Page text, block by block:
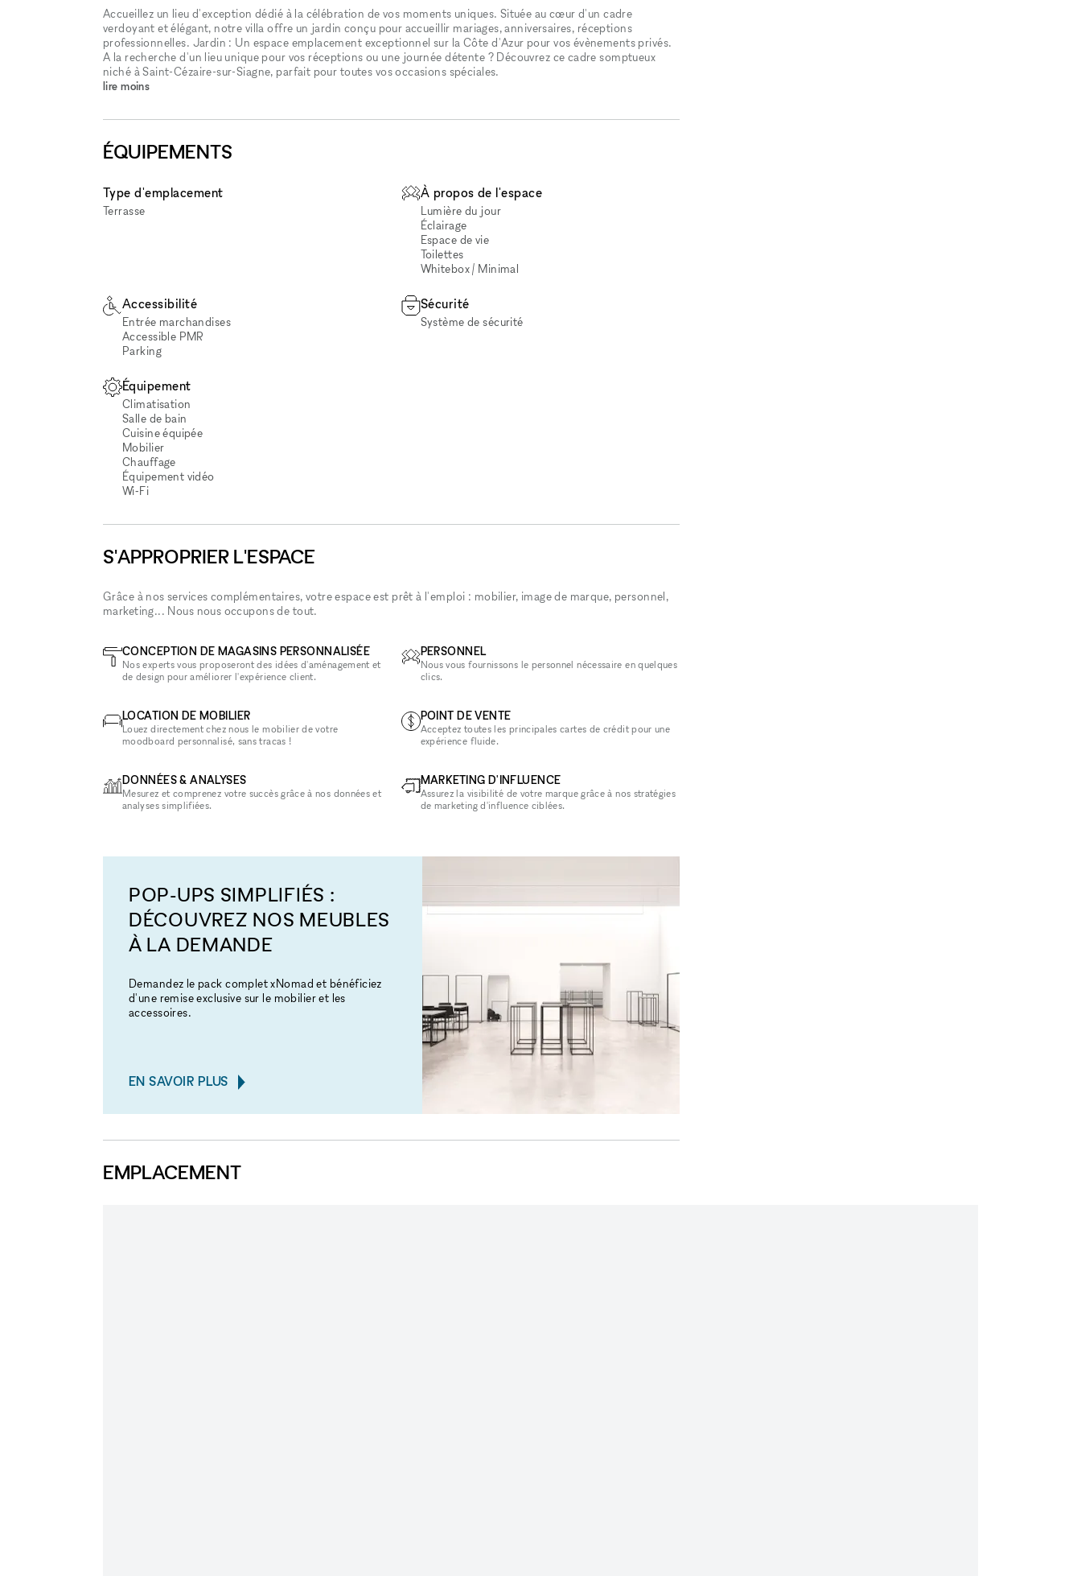
Accueillez un lieu d'exception dédié à la célébration de vos moments uniques. Située au cœur d'un cadre
verdoyant et élégant, notre villa offre un jardin conçu pour accueillir mariages, anniversaires, réceptions
professionnelles. Jardin : Un espace emplacement exceptionnel sur la Côte d'Azur pour vos évènements privés.
A la recherche d'un lieu unique pour vos réceptions ou une journée détente ? Découvrez ce cadre somptueux
niché à Saint-Cézaire-sur-Siagne, parfait pour toutes vos occasions spéciales.
lire moins
ÉQUIPEMENTS
Type d'emplacement
Terrasse
À propos de l'espace
Lumière du jour
Éclairage
Espace de vie
Toilettes
Whitebox / Minimal
Accessibilité
Entrée marchandises
Accessible PMR
Parking
Sécurité
Système de sécurité
Équipement
Climatisation
Salle de bain
Cuisine équipée
Mobilier
Chauffage
Équipement vidéo
Wi‑Fi
S'APPROPRIER L'ESPACE
Grâce à nos services complémentaires, votre espace est prêt à l'emploi : mobilier, image de marque, personnel,
marketing... Nous nous occupons de tout.
CONCEPTION DE MAGASINS PERSONNALISÉE
Nos experts vous proposeront des idées d'aménagement et
de design pour améliorer l'expérience client.
LOCATION DE MOBILIER
Louez directement chez nous le mobilier de votre
moodboard personnalisé, sans tracas !
DONNÉES & ANALYSES
Mesurez et comprenez votre succès grâce à nos données et
analyses simplifiées.
PERSONNEL
Nous vous fournissons le personnel nécessaire en quelques
clics.
POINT DE VENTE
Acceptez toutes les principales cartes de crédit pour une
expérience fluide.
MARKETING D'INFLUENCE
Assurez la visibilité de votre marque grâce à nos stratégies
de marketing d'influence ciblées.
POP-UPS SIMPLIFIÉS :
DÉCOUVREZ NOS MEUBLES
À LA DEMANDE
Demandez le pack complet xNomad et bénéficiez
d'une remise exclusive sur le mobilier et les
accessoires.
EN SAVOIR PLUS
EMPLACEMENT